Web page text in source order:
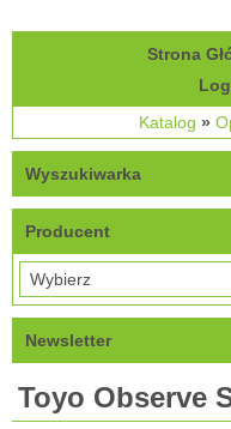
Strona
Katalog »
Wyszukiwarka
Producent
Newsletter
Toyo Observe